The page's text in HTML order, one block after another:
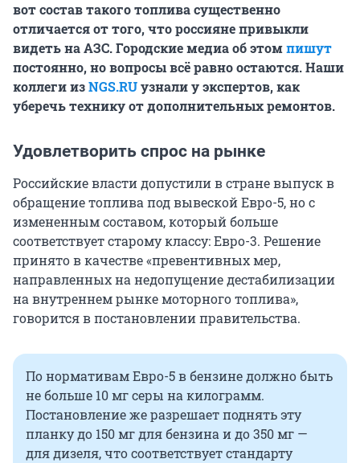
вот состав такого топлива существенно
отличается от того, что россияне привыкли
видеть на АЗС. Городские медиа об этомпишут
постоянно, но вопросы всё равно остаются. Наши
коллеги изNGS.RUузнали у экспертов, как
уберечь технику от дополнительных ремонтов.
Удовлетворить спрос на рынке
Российские власти допустили в стране выпуск в
обращение топлива под вывеской Евро-5, но с
измененным составом, который больше
соответствует старому классу: Евро-3. Решение
принято в качестве «превентивных мер,
направленных на недопущение дестабилизации
на внутреннем рынке моторного топлива»,
говорится в постановлении правительства.
По нормативам Евро-5 в бензине должно быть
не больше 10 мг серы на килограмм.
Постановление же разрешает поднять эту
планку до 150 мг для бензина и до 350 мг —
для дизеля, что соответствует стандарту